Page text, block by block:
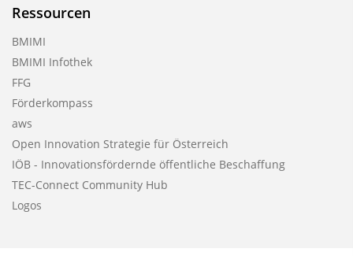
Ressourcen
BMIMI
BMIMI Infothek
FFG
Förderkompass
aws
Open Innovation Strategie für Österreich
IÖB - Innovationsfördernde öffentliche Beschaffung
TEC-Connect Community Hub
Logos